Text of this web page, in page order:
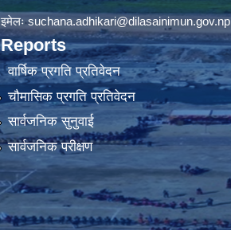
इमेलःsuchana.adhikari@dilasainimun.gov.np
Reports
वार्षिक प्रगति प्रतिवेदन
चौमासिक प्रगति प्रतिवेदन
सार्वजनिक सुनुवाई
सार्वजनिक परीक्षण